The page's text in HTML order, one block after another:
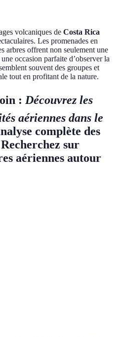
volcaniques de Costa Rica
Les promenades en
arbres offrent non seulement une
occasion parfaite d’observer la
souvent des groupes et
tout en profitant de la nature.
: Découvrez les
aériennes dans le
complète des
sur
aériennes autour